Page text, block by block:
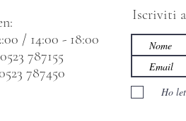
/ 14:00 - 18:00
787155
787450
Iscriviti
Ho